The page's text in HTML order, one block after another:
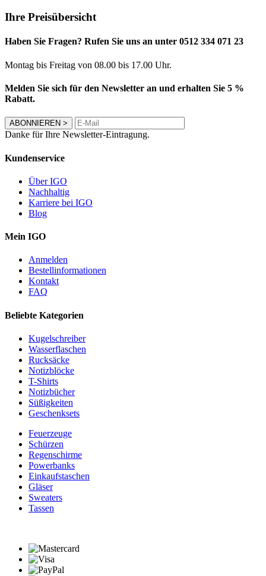
Ihre Preisübersicht
Haben Sie Fragen? Rufen Sie uns an unter 0512 334 071 23
Montag bis Freitag von 08.00 bis 17.00 Uhr.
Melden Sie sich für den Newsletter an und erhalten Sie 5 %
Rabatt.
ABONNIEREN >
Danke für Ihre Newsletter-Eintragung.
Kundenservice
Über IGO
Nachhaltig
Karriere bei IGO
Blog
Mein IGO
Anmelden
Bestellinformationen
Kontakt
FAQ
Beliebte Kategorien
Kugelschreiber
Wasserflaschen
Rucksäcke
Notizblöcke
T-Shirts
Notizbücher
Süßigkeiten
Geschenksets
Feuerzeuge
Schürzen
Regenschirme
Powerbanks
Einkaufstaschen
Gläser
Sweaters
Tassen